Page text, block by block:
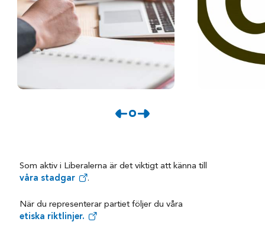
Som aktiv i Liberalerna är det viktigt att känna till
våra stadgar
.
När du representerar partiet följer du våra
etiska riktlinjer.